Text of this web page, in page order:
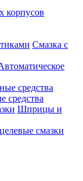
корпусов
Смазка с
средства
Шприцы и
смазки